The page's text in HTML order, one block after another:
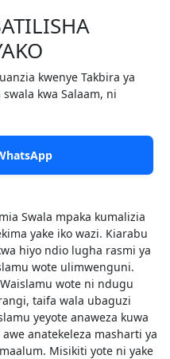
kwenye Takbira ya
kwa Salaam, ni
Swala mpaka kumalizia
yake iko wazi. Kiarabu
hiyo ndio lugha rasmi ya
wote ulimwenguni.
wote ni ndugu
taifa wala ubaguzi
yeyote anaweza kuwa
anatekeleza masharti ya
Misikiti yote ni yake